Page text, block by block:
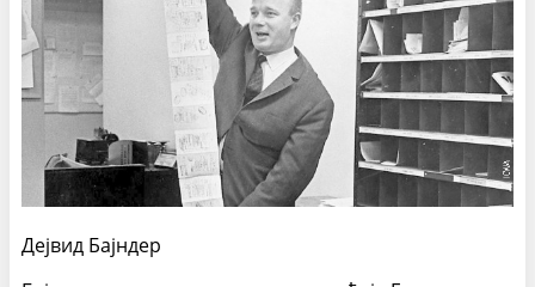
Дејвид Бајндер